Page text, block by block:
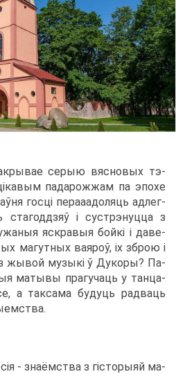
се­рыю вяс­но­вых тэ­
па­да­рож­жам па эпо­хе
госці пе­раа­а­до­ля­ць ад­лег­
і су­стр­энуц­ца з
яс­кра­выя бойкі і да­ве­
ма­гут­ных ва­я­роў, іх зброю і
жы­вой му­зыкі ў Ду­ко­ры? Па­
ма­ты­вы пра­гу­ча­ць у тан­ца­
а так­са­ма бу­ду­ць ра­д­ва­ць
- зна­ём­ства з гісто­ры­яй ма­